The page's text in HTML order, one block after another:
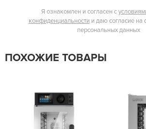
Я ознакомлен и согласен с
конфиденциальности и даю согласие на
персональных данных
ПОХОЖИЕ ТОВАРЫ